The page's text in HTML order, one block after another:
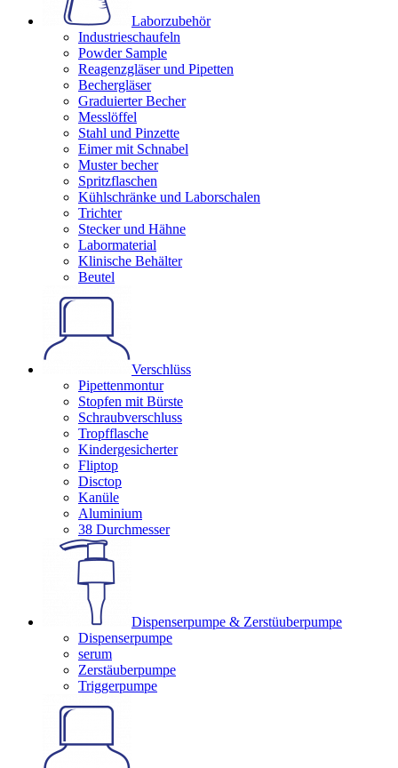
Laborzubehör
Industrieschaufeln
Powder Sample
Reagenzgläser und Pipetten
Bechergläser
Graduierter Becher
Messlöffel
Stahl und Pinzette
Eimer mit Schnabel
Muster becher
Spritzflaschen
Kühlschränke und Laborschalen
Trichter
Stecker und Hähne
Labormaterial
Klinische Behälter
Beutel
Verschlüss
Pipettenmontur
Stopfen mit Bürste
Schraubverschluss
Tropfflasche
Kindergesicherter
Fliptop
Disctop
Kanüle
Aluminium
38 Durchmesser
Dispenserpumpe & Zerstüuberpumpe
Dispenserpumpe
serum
Zerstäuberpumpe
Triggerpumpe